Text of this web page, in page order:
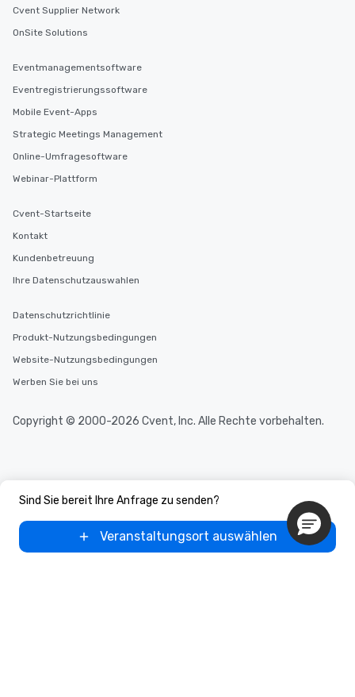
Sind Sie bereit Ihre Anfrage zu senden?
Veranstaltungsort auswählen
Cvent Supplier Network
OnSite Solutions
Eventmanagementsoftware
Eventregistrierungssoftware
Mobile Event-Apps
Strategic Meetings Management
Online-Umfragesoftware
Webinar-Plattform
Cvent-Startseite
Kontakt
Kundenbetreuung
Ihre Datenschutzauswahlen
Datenschutzrichtlinie
Produkt-Nutzungsbedingungen
Website-Nutzungsbedingungen
Werben Sie bei uns
Copyright © 2000-2026 Cvent, Inc. Alle Rechte vorbehalten.